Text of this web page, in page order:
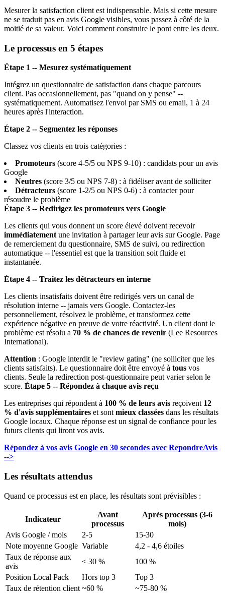
Mesurer la satisfaction client est indispensable. Mais si cette mesure
ne se traduit pas en avis Google visibles, vous passez à côté de la
moitié de sa valeur. Voici comment construire le pont entre les deux.
Le processus en 5 étapes
Étape 1 -- Mesurez systématiquement
Intégrez un questionnaire de satisfaction dans chaque parcours
client. Pas occasionnellement, pas "quand on y pense" --
systématiquement. Automatisez l'envoi par SMS ou email, 1 à 24
heures après l'interaction.
Étape 2 -- Segmentez les réponses
Classez vos clients en trois catégories :
Promoteurs (score 4-5/5 ou NPS 9-10) : candidats pour un avis
Google
Neutres (score 3/5 ou NPS 7-8) : à fidéliser avant de solliciter
Détracteurs (score 1-2/5 ou NPS 0-6) : à contacter pour
résoudre le problème
Étape 3 -- Redirigez les promoteurs vers Google
Les clients qui vous donnent un score élevé doivent recevoir
immédiatement une invitation à partager leur avis sur Google. Page
de remerciement du questionnaire, SMS de suivi, ou redirection
automatique -- l'essentiel est que la transition soit fluide et
instantanée.
Étape 4 -- Traitez les détracteurs en interne
Les clients insatisfaits doivent être redirigés vers un canal de
résolution interne -- jamais vers Google. Contactez-les
personnellement, résolvez le problème, et transformez cette
expérience négative en preuve de votre réactivité. Un client dont le
problème est résolu a 70 % de chances de revenir (Lee Resources
International).
Attention : Google interdit le "review gating" (ne solliciter que les
clients satisfaits). Le questionnaire doit être envoyé à tous vos
clients. Seule la redirection post-questionnaire peut varier selon le
score. Étape 5 -- Répondez à chaque avis reçu
Les entreprises qui répondent à 100 % de leurs avis reçoivent 12
% d'avis supplémentaires et sont mieux classées dans les résultats
Google locaux. Chaque réponse est un signal de confiance pour les
futurs clients qui liront vos avis.
Répondez à vos avis Google en 30 secondes avec RepondreAvis
-->
Les résultats attendus
Quand ce processus est en place, les résultats sont prévisibles :
Indicateur
Avant
processus
Après processus (3-6
mois)
Avis Google / mois
2-5
15-30
Note moyenne Google Variable
4,2 - 4,6 étoiles
Taux de réponse aux
avis
< 30 %
100 %
Position Local Pack
Hors top 3
Top 3
Taux de rétention client ~60 % ~75-80 %